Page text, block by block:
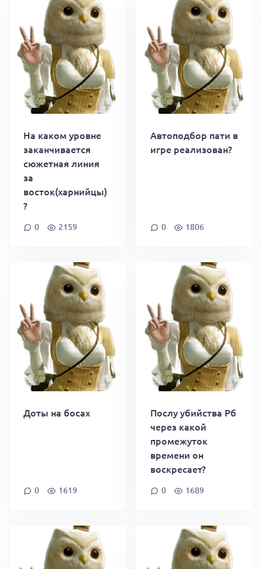
На каком уровне
заканчивается
сюжетная линия
за
восток(харнийцы)
?
0 2159
Автоподбор пати в
игре реализован?
0 1806
Доты на босах
0 1619
Послу убийства Рб
через какой
промежуток
времени он
воскресает?
0 1689